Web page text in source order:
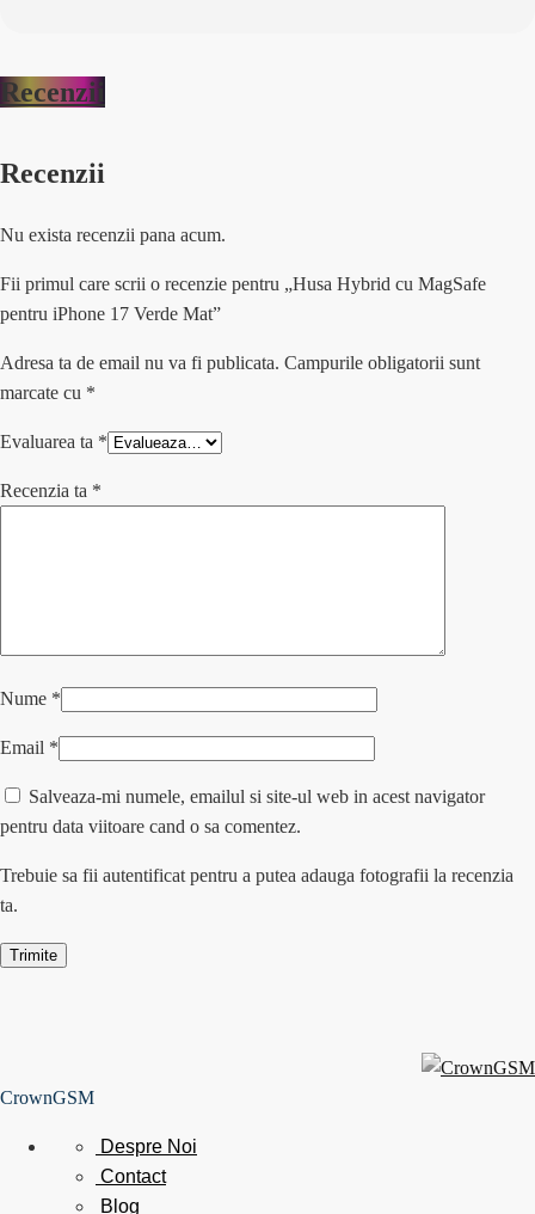
Recenzii
Recenzii
Nu exista recenzii pana acum.
Fii primul care scrii o recenzie pentru „Husa Hybrid cu MagSafe
pentru iPhone 17 Verde Mat”
Adresa ta de email nu va fi publicata. Campurile obligatorii sunt
marcate cu *
Evaluarea ta *
Recenzia ta *
Nume *
Email *
Salveaza-mi numele, emailul si site-ul web in acest navigator
pentru data viitoare cand o sa comentez.
Trebuie sa fii autentificat pentru a putea adauga fotografii la recenzia
ta.
CrownGSM
Despre Noi
Contact
Blog